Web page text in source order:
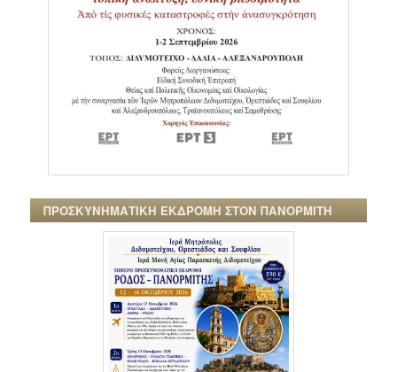
ΠΡΟΣΚΥΝΗΜΑΤΙΚΗ ΕΚΔΡΟΜΗ ΣΤΟΝ ΠΑΝΟΡΜΙΤΗ